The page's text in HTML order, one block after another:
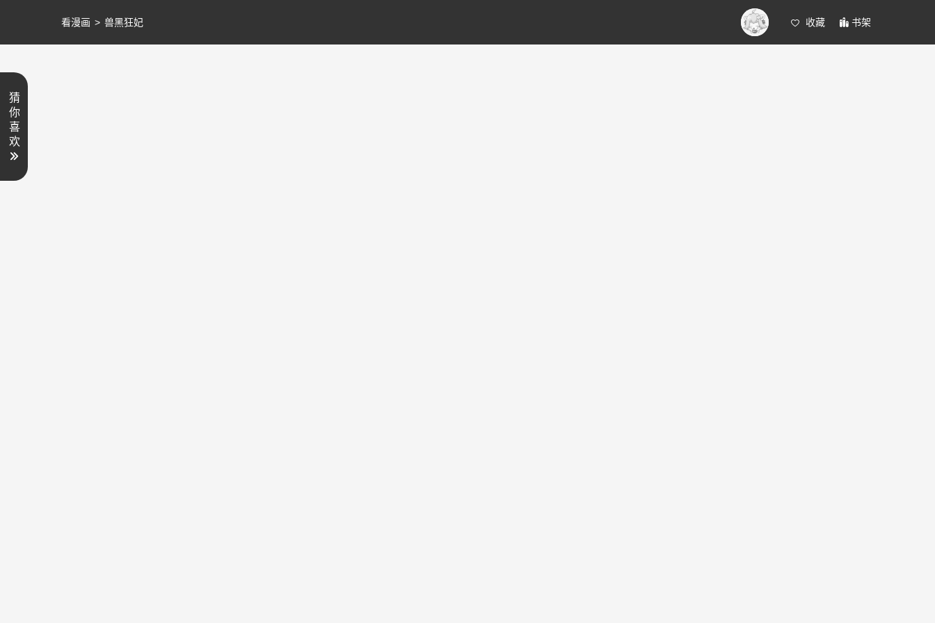
收藏 书架
看漫画 > 兽黑狂妃
猜
你
喜
欢